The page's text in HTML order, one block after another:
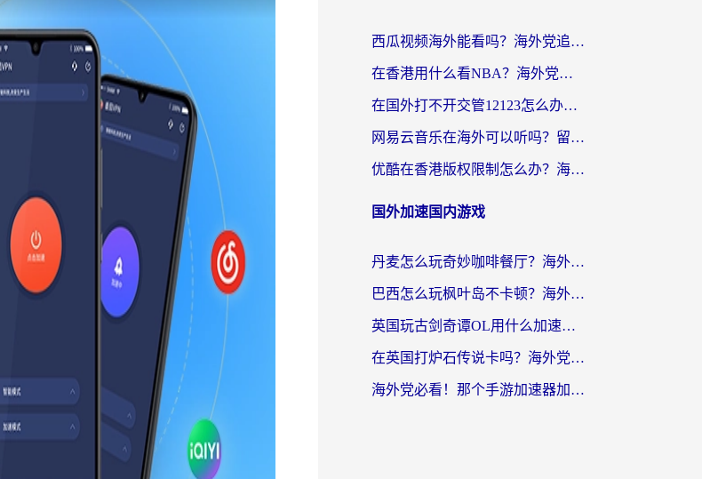
西瓜视频海外能看吗？海外党追剧看片的终极解决方案来了
在香港用什么看NBA？海外党解锁国内体育直播的终极攻略
在国外打不开交管12123怎么办？海外华人必看的回国加速全攻略
网易云音乐在海外可以听吗？留学生亲测有效的回国加速方案
优酷在香港版权限制怎么办？海外党亲测有效的追剧加速方案
国外加速国内游戏
丹麦怎么玩奇妙咖啡餐厅？海外党国服游戏加速全攻略（附灌篮高手元气骑士实测）
巴西怎么玩枫叶岛不卡顿？海外玩家国服游戏加速器终极指南（含战双野兽领主提速秘籍）
英国玩古剑奇谭OL用什么加速器比较好？留学生亲测有效的国服游戏加速指南
在英国打炉石传说卡吗？海外党国服游戏不卡顿的终极指南
海外党必看！那个手游加速器加速放开那三国3最好？一篇解决国服游戏卡顿难题